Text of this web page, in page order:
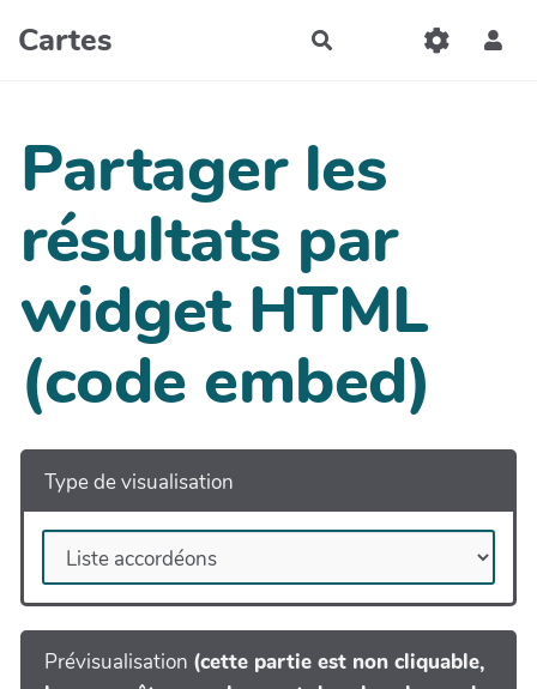
Aller au contenu principal
Cartes Rechercher
Partager les
résultats par
widget HTML
(code embed)
Type de visualisation
Prévisualisation (cette partie est non cliquable,